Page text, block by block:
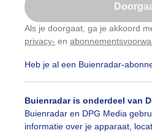
Als je doorgaat, ga je akkoord
privacy- en
Heb je al een Buienradar-
Buienradar is onderdeel van
Buienradar en DPG Media
informatie over je apparaat,
Nu niet,
Gebruik je Safari en wil je
Klikhierom dit